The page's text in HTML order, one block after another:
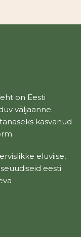
on Eesti
väljaanne.
kasvanud
eluviise,
eesti